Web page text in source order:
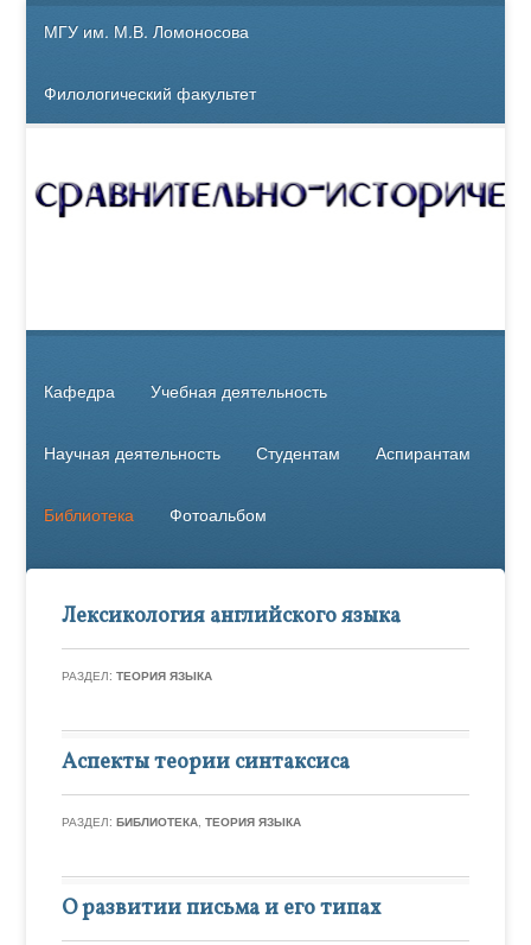
МГУ им. М.В. Ломоносова
Филологический факультет
Кафедра Учебная деятельность
Научная деятельность Студентам Аспирантам
Библиотека Фотоальбом
Лексикология английского языка
РАЗДЕЛ:ТЕОРИЯ ЯЗЫКА
Аспекты теории синтаксиса
РАЗДЕЛ:БИБЛИОТЕКА,ТЕОРИЯ ЯЗЫКА
О развитии письма и его типах